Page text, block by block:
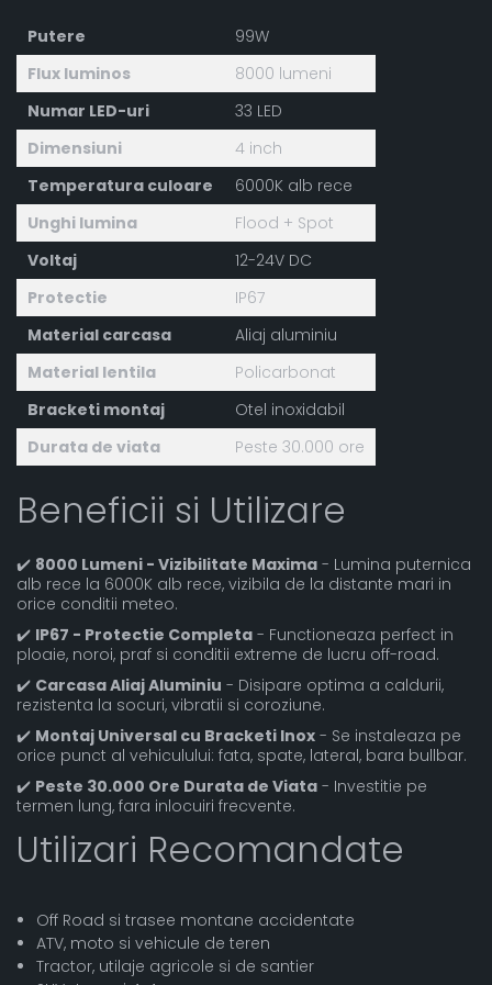
Putere
99W
Flux luminos
8000 lumeni
Numar LED-uri
33 LED
Dimensiuni
4 inch
Temperatura culoare
6000K alb rece
Unghi lumina
Flood + Spot
Voltaj
12-24V DC
Protectie
IP67
Material carcasa
Aliaj aluminiu
Material lentila
Policarbonat
Bracketi montaj
Otel inoxidabil
Durata de viata
Peste 30.000 ore
Beneficii si Utilizare
✔️ 8000 Lumeni - Vizibilitate Maxima - Lumina puternica
alb rece la 6000K alb rece, vizibila de la distante mari in
orice conditii meteo.
✔️ IP67 - Protectie Completa - Functioneaza perfect in
ploaie, noroi, praf si conditii extreme de lucru off-road.
✔️ Carcasa Aliaj Aluminiu - Disipare optima a caldurii,
rezistenta la socuri, vibratii si coroziune.
✔️ Montaj Universal cu Bracketi Inox - Se instaleaza pe
orice punct al vehiculului: fata, spate, lateral, bara bullbar.
✔️ Peste 30.000 Ore Durata de Viata - Investitie pe
termen lung, fara inlocuiri frecvente.
Utilizari Recomandate
Off Road si trasee montane accidentate
ATV, moto si vehicule de teren
Tractor, utilaje agricole si de santier